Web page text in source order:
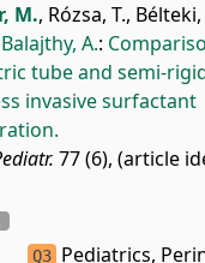
M., Rózsa, T., Bélteki,
Balajthy, A.:
tube and semi-
invasive surfactant
77 (6), (article
Q3 Pediatrics,